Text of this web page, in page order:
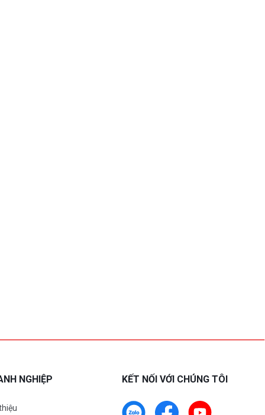
NGHIỆP KẾT NỐI VỚI CHÚNG TÔI